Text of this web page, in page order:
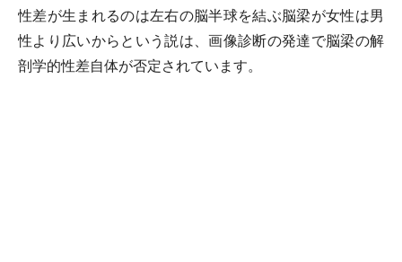
性差が生まれるのは左右の脳半球を結ぶ脳梁が女性は男
性より広いからという説は、画像診断の発達で脳梁の解
剖学的性差自体が否定されています。